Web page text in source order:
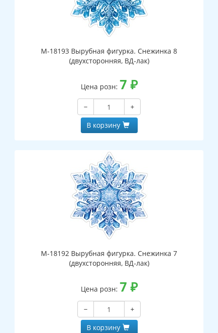
М-18193 Вырубная фигурка. Снежинка 8
(двухсторонняя, ВД-лак)
Цена розн: 7 ₽
−
+
В корзину
М-18192 Вырубная фигурка. Снежинка 7
(двухсторонняя, ВД-лак)
Цена розн: 7 ₽
−
+
В корзину